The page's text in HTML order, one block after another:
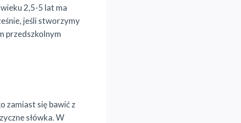
2,5-5 lat ma
jeśli stworzymy
przedszkolnym
zamiast się bawić z
słówka. W